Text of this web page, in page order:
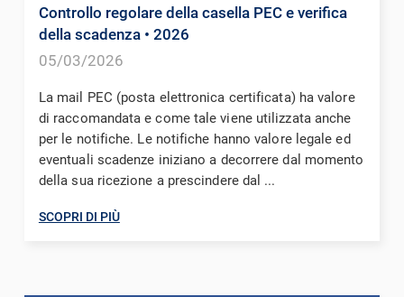
Controllo regolare della casella PEC e verifica
della scadenza • 2026
05/03/2026
La mail PEC (posta elettronica certificata) ha valore
di raccomandata e come tale viene utilizzata anche
per le notifiche. Le notifiche hanno valore legale ed
eventuali scadenze iniziano a decorrere dal momento
della sua ricezione a prescindere dal ...
SCOPRI DI PIÙ